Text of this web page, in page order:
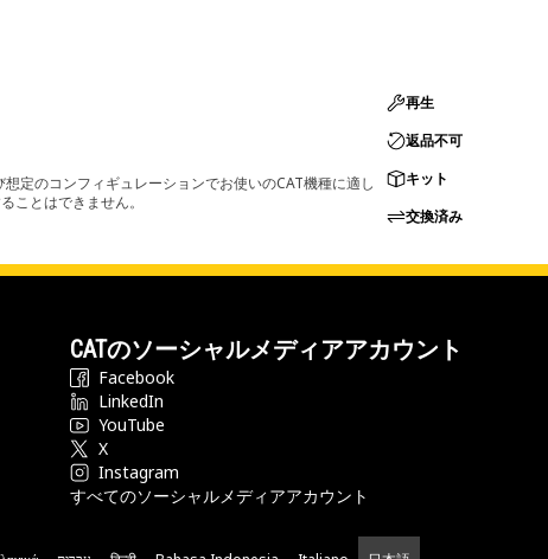
定のコンフィギュレーションでお使いのCAT機種に適し
ことはできません。
再生
返品不可
キット
交換済み
CATのソーシャルメディアアカウント
Facebook
LinkedIn
YouTube
X
Instagram
すべてのソーシャルメディアアカウント